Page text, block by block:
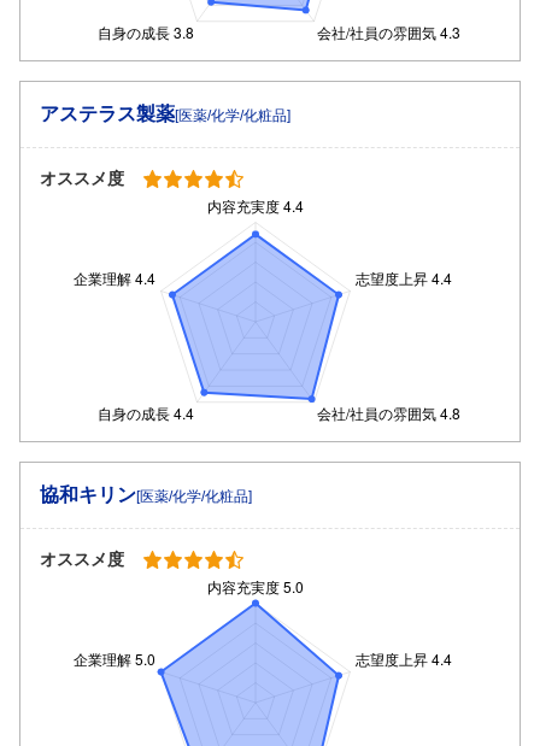
アステラス製薬[医薬/化学/化粧品]
オススメ度
協和キリン[医薬/化学/化粧品]
オススメ度